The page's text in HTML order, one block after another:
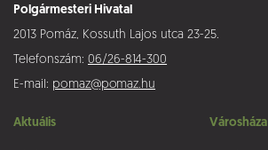
Polgármesteri Hivatal
2013 Pomáz, Kossuth Lajos utca 23-25.
Telefonszám: 06/26-814-300
E-mail: pomaz@pomaz.hu
Aktuális Városháza